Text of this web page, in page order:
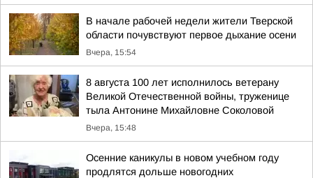
В начале рабочей недели жители Тверской
области почувствуют первое дыхание осени
Вчера, 15:54
8 августа 100 лет исполнилось ветерану
Великой Отечественной войны, труженице
тыла Антонине Михайловне Соколовой
Вчера, 15:48
Осенние каникулы в новом учебном году
продлятся дольше новогодних